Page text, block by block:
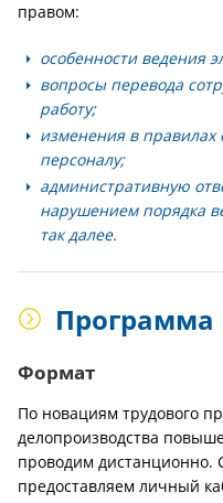
правом:
особенности ведения
вопросы перевода
работу;
изменения в
персоналу;
административную
нарушением порядка
так далее.
Программа
Формат
По новациям трудового
делопроизводства
проводим дистанционно.
предоставляем личный